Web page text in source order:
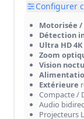
Configurer
Motorisée
Détection
Ultra HD 4K
Zoom
Vision
Extérieure
Compacte /
Audio
Projecteurs